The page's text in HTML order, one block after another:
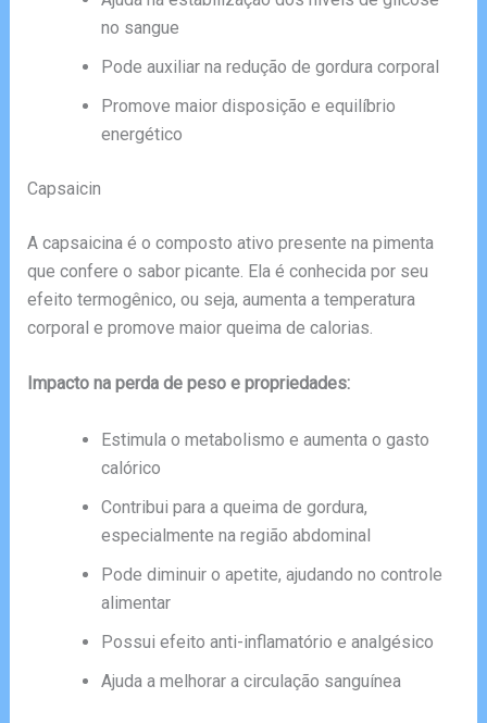
no sangue
Pode auxiliar na redução de gordura corporal
Promove maior disposição e equilíbrio
energético
Capsaicin
A capsaicina é o composto ativo presente na pimenta
que confere o sabor picante. Ela é conhecida por seu
efeito termogênico, ou seja, aumenta a temperatura
corporal e promove maior queima de calorias.
Impacto na perda de peso e propriedades:
Estimula o metabolismo e aumenta o gasto
calórico
Contribui para a queima de gordura,
especialmente na região abdominal
Pode diminuir o apetite, ajudando no controle
alimentar
Possui efeito anti-inflamatório e analgésico
Ajuda a melhorar a circulação sanguínea